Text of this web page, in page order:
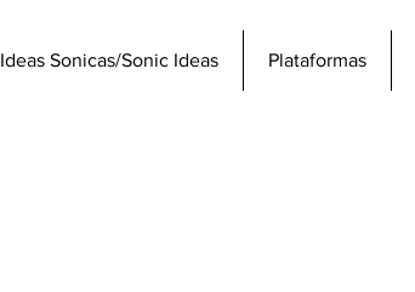
Ideas Sonicas/Sonic Ideas Plataformas